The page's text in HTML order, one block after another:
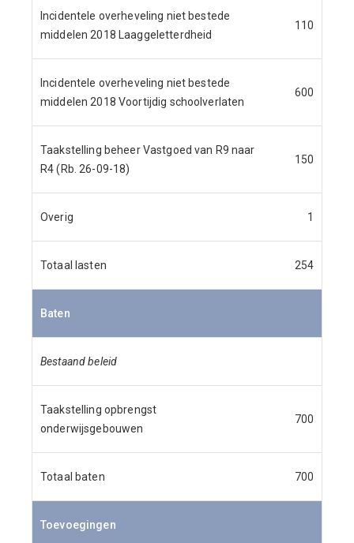
Incidentele overheveling niet bestede
middelen 2018 Laaggeletterdheid
110
Incidentele overheveling niet bestede
middelen 2018 Voortijdig schoolverlaten
600
Taakstelling beheer Vastgoed van R9 naar
R4 (Rb. 26-09-18)
150
Overig 1
Totaal lasten 254
Baten
Bestaand beleid
Taakstelling opbrengst
onderwijsgebouwen
700
Totaal baten 700
Toevoegingen